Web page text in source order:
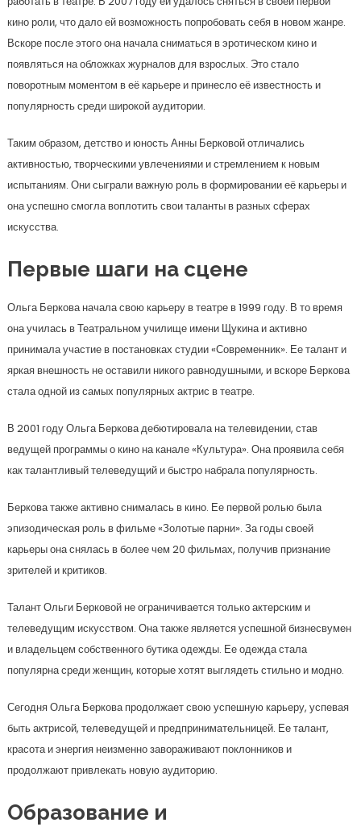
кино роли, что дало ей возможность попробовать себя в новом жанре.
Вскоре после этого она начала сниматься в эротическом кино и
появляться на обложках журналов для взрослых. Это стало
поворотным моментом в её карьере и принесло её известность и
популярность среди широкой аудитории.
Таким образом, детство и юность Анны Берковой отличались
активностью, творческими увлечениями и стремлением к новым
испытаниям. Они сыграли важную роль в формировании её карьеры и
она успешно смогла воплотить свои таланты в разных сферах
искусства.
Первые шаги на сцене
Ольга Беркова начала свою карьеру в театре в 1999 году. В то время
она училась в Театральном училище имени Щукина и активно
принимала участие в постановках студии «Современник». Ее талант и
яркая внешность не оставили никого равнодушными, и вскоре Беркова
стала одной из самых популярных актрис в театре.
В 2001 году Ольга Беркова дебютировала на телевидении, став
ведущей программы о кино на канале «Культура». Она проявила себя
как талантливый телеведущий и быстро набрала популярность.
Беркова также активно снималась в кино. Ее первой ролью была
эпизодическая роль в фильме «Золотые парни». За годы своей
карьеры она снялась в более чем 20 фильмах, получив признание
зрителей и критиков.
Талант Ольги Берковой не ограничивается только актерским и
телеведущим искусством. Она также является успешной бизнесвумен
и владельцем собственного бутика одежды. Ее одежда стала
популярна среди женщин, которые хотят выглядеть стильно и модно.
Сегодня Ольга Беркова продолжает свою успешную карьеру, успевая
быть актрисой, телеведущей и предпринимательницей. Ее талант,
красота и энергия неизменно завораживают поклонников и
продолжают привлекать новую аудиторию.
Образование и